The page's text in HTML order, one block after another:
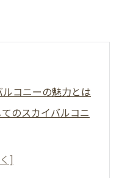
コニーの魅力とは
のスカイバルコニ
イバルコニーの設